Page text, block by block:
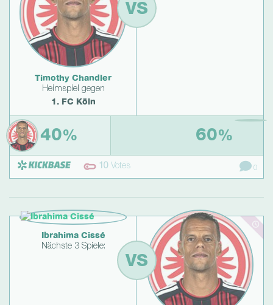
Timothy Chandler
Heimspiel gegen
1. FC Köln
VS
40% 60%
10 Votes 0
Ibrahima Cissé
Nächste 3 Spiele:
VS